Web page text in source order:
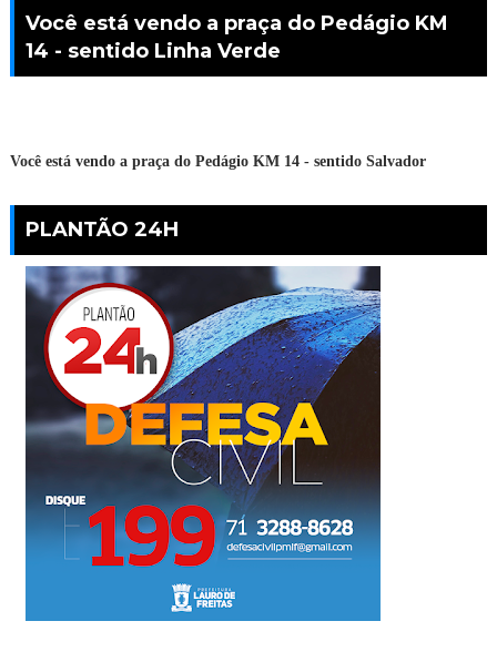
Você está vendo a praça do Pedágio KM
14 - sentido Linha Verde
Você está vendo a praça do Pedágio KM 14 - sentido Salvador
PLANTÃO 24H